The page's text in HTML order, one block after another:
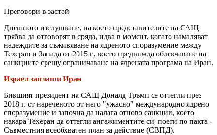
Преговори в застой
Днешното изслушване, на което представителите на САЩ
трябва да отговорят в сряда, идва в момент, когато намаляват
надеждите за съживяване на ядреното споразумение между
Техеран и Запада от 2015 г., което предвижда облекчаване на
санкциите срещу ограничаване на ядрената програма на Иран.
Израел заплаши Иран
Бившият президент на САЩ Доналд Тръмп се оттегли през
2018 г. от нареченото от него "ужасно" международно ядрено
споразумение и започна да налага отново санкции, което
накара Техеран да оттегли ангажиментите си, поети по пакта -
Съвместния всеобхватен план за действие (СВПД).